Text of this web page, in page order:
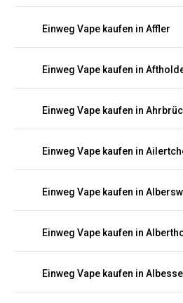
Einweg Vape kaufen in Affler
Einweg Vape kaufen in
Einweg Vape kaufen in
Einweg Vape kaufen in
Einweg Vape kaufen in
Einweg Vape kaufen in
Einweg Vape kaufen in